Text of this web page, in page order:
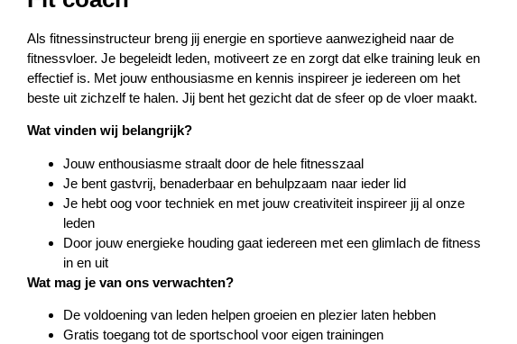
Als fitnessinstructeur breng jij energie en sportieve aanwezigheid naar de
fitnessvloer. Je begeleidt leden, motiveert ze en zorgt dat elke training leuk en
effectief is. Met jouw enthousiasme en kennis inspireer je iedereen om het
beste uit zichzelf te halen. Jij bent het gezicht dat de sfeer op de vloer maakt.
Wat vinden wij belangrijk?
Jouw enthousiasme straalt door de hele fitnesszaal
Je bent gastvrij, benaderbaar en behulpzaam naar ieder lid
Je hebt oog voor techniek en met jouw creativiteit inspireer jij al onze
leden
Door jouw energieke houding gaat iedereen met een glimlach de fitness
in en uit
Wat mag je van ons verwachten?
De voldoening van leden helpen groeien en plezier laten hebben
Gratis toegang tot de sportschool voor eigen trainingen